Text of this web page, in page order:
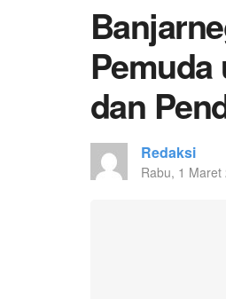
dan
Redaksi
Rabu, 1 Maret